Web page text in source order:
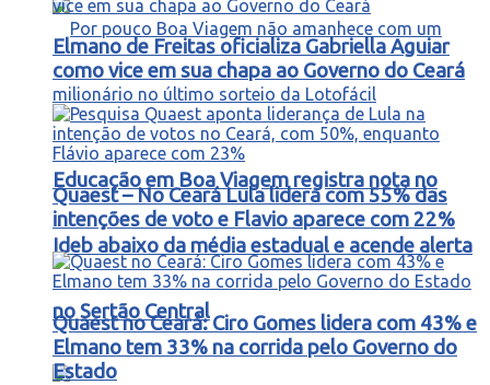
Educação em Boa Viagem registra nota no
Ideb abaixo da média estadual e acende alerta
no Sertão Central
Elmano de Freitas oficializa Gabriella Aguiar
como vice em sua chapa ao Governo do Ceará
Quaest – No Ceará Lula lidera com 55% das
intenções de voto e Flavio aparece com 22%
Quaest no Ceará: Ciro Gomes lidera com 43% e
Elmano tem 33% na corrida pelo Governo do
Estado